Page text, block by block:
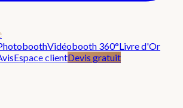
Vidéobooth 360°Livre d'Or
Espace clientDevis gratuit